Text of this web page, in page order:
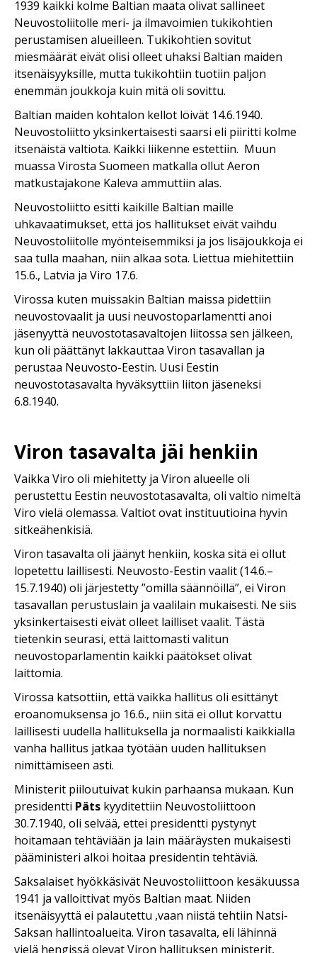
1939 kaikki kolme Baltian maata olivat sallineet
Neuvostoliitolle meri- ja ilmavoimien tukikohtien
perustamisen alueilleen. Tukikohtien sovitut
miesmäärät eivät olisi olleet uhaksi Baltian maiden
itsenäisyyksille, mutta tukikohtiin tuotiin paljon
enemmän joukkoja kuin mitä oli sovittu.
Baltian maiden kohtalon kellot löivät 14.6.1940.
Neuvostoliitto yksinkertaisesti saarsi eli piiritti kolme
itsenäistä valtiota. Kaikki liikenne estettiin. Muun
muassa Virosta Suomeen matkalla ollut Aeron
matkustajakone Kaleva ammuttiin alas.
Neuvostoliitto esitti kaikille Baltian maille
uhkavaatimukset, että jos hallitukset eivät vaihdu
Neuvostoliitolle myönteisemmiksi ja jos lisäjoukkoja ei
saa tulla maahan, niin alkaa sota. Liettua miehitettiin
15.6., Latvia ja Viro 17.6.
Virossa kuten muissakin Baltian maissa pidettiin
neuvostovaalit ja uusi neuvostoparlamentti anoi
jäsenyyttä neuvostotasavaltojen liitossa sen jälkeen,
kun oli päättänyt lakkauttaa Viron tasavallan ja
perustaa Neuvosto-Eestin. Uusi Eestin
neuvostotasavalta hyväksyttiin liiton jäseneksi
6.8.1940.
Viron tasavalta jäi henkiin
Vaikka Viro oli miehitetty ja Viron alueelle oli
perustettu Eestin neuvostotasavalta, oli valtio nimeltä
Viro vielä olemassa. Valtiot ovat instituutioina hyvin
sitkeähenkisiä.
Viron tasavalta oli jäänyt henkiin, koska sitä ei ollut
lopetettu laillisesti. Neuvosto-Eestin vaalit (14.6.–
15.7.1940) oli järjestetty ”omilla säännöillä”, ei Viron
tasavallan perustuslain ja vaalilain mukaisesti. Ne siis
yksinkertaisesti eivät olleet lailliset vaalit. Tästä
tietenkin seurasi, että laittomasti valitun
neuvostoparlamentin kaikki päätökset olivat
laittomia.
Virossa katsottiin, että vaikka hallitus oli esittänyt
eroanomuksensa jo 16.6., niin sitä ei ollut korvattu
laillisesti uudella hallituksella ja normaalisti kaikkialla
vanha hallitus jatkaa työtään uuden hallituksen
nimittämiseen asti.
Ministerit piiloutuivat kukin parhaansa mukaan. Kun
presidentti Päts kyyditettiin Neuvostoliittoon
30.7.1940, oli selvää, ettei presidentti pystynyt
hoitamaan tehtäviään ja lain määräysten mukaisesti
pääministeri alkoi hoitaa presidentin tehtäviä.
Saksalaiset hyökkäsivät Neuvostoliittoon kesäkuussa
1941 ja valloittivat myös Baltian maat. Niiden
itsenäisyyttä ei palautettu ,vaan niistä tehtiin Natsi-
Saksan hallintoalueita. Viron tasavalta, eli lähinnä
vielä hengissä olevat Viron hallituksen ministerit,